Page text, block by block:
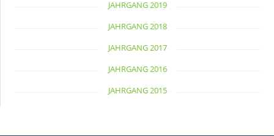
JAHRGANG 2019
JAHRGANG 2018
JAHRGANG 2017
JAHRGANG 2016
JAHRGANG 2015